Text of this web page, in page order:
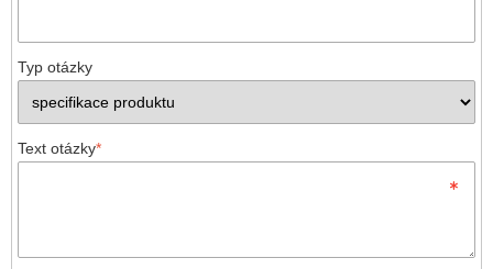
Typ otázky
Text otázky*